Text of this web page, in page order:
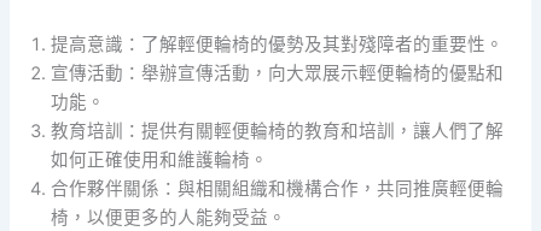
提高意識：了解輕便輪椅的優勢及其對殘障者的重要性。
宣傳活動：舉辦宣傳活動，向大眾展示輕便輪椅的優點和
功能。
教育培訓：提供有關輕便輪椅的教育和培訓，讓人們了解
如何正確使用和維護輪椅。
合作夥伴關係：與相關組織和機構合作，共同推廣輕便輪
椅，以便更多的人能夠受益。